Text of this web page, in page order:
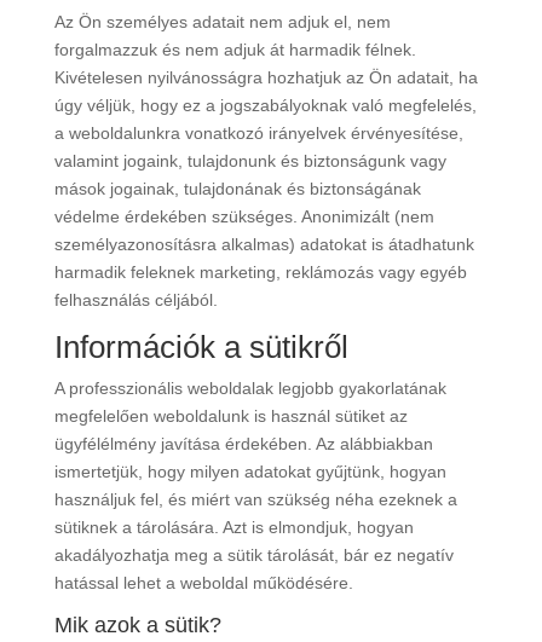
Az Ön személyes adatait nem adjuk el, nem
forgalmazzuk és nem adjuk át harmadik félnek.
Kivételesen nyilvánosságra hozhatjuk az Ön adatait, ha
úgy véljük, hogy ez a jogszabályoknak való megfelelés,
a weboldalunkra vonatkozó irányelvek érvényesítése,
valamint jogaink, tulajdonunk és biztonságunk vagy
mások jogainak, tulajdonának és biztonságának
védelme érdekében szükséges. Anonimizált (nem
személyazonosításra alkalmas) adatokat is átadhatunk
harmadik feleknek marketing, reklámozás vagy egyéb
felhasználás céljából.
Információk a sütikről
A professzionális weboldalak legjobb gyakorlatának
megfelelően weboldalunk is használ sütiket az
ügyfélélmény javítása érdekében. Az alábbiakban
ismertetjük, hogy milyen adatokat gyűjtünk, hogyan
használjuk fel, és miért van szükség néha ezeknek a
sütiknek a tárolására. Azt is elmondjuk, hogyan
akadályozhatja meg a sütik tárolását, bár ez negatív
hatással lehet a weboldal működésére.
Mik azok a sütik?